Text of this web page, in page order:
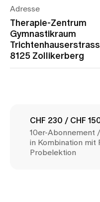
Jobs & Karriere
Kontakt
Babygalerie
Adresse
Therapie-Zentrum
Gymnastikraum
8125 Zollikerberg
CHF 230 / CHF
10er-Abonnement
in Kombination mit
Probelektion